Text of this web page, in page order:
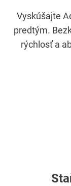
Vyskúšajte
predtým.
rýchlosť a